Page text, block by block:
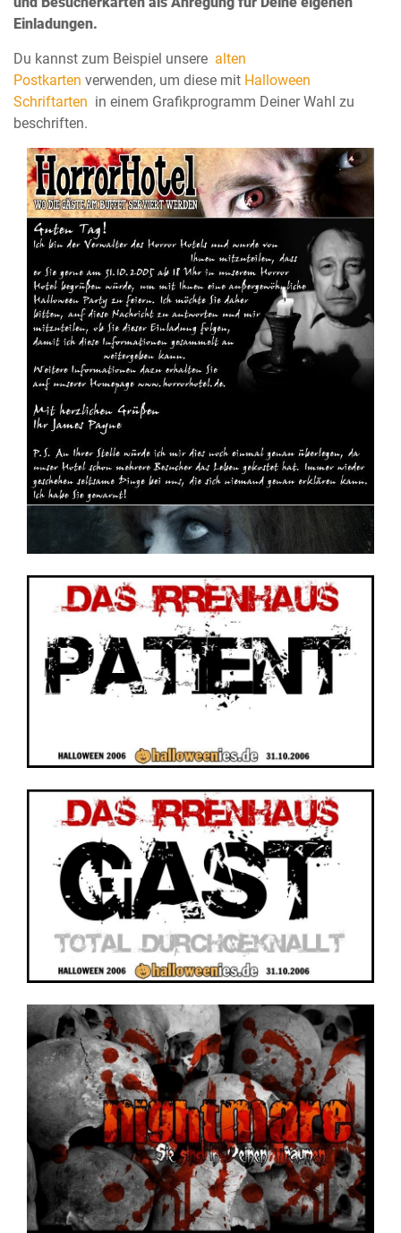
Einladungen.
Du kannst zum Beispiel unsere alten
Postkarten verwenden, um diese mit Halloween
Schriftarten in einem Grafikprogramm Deiner Wahl zu
beschriften.